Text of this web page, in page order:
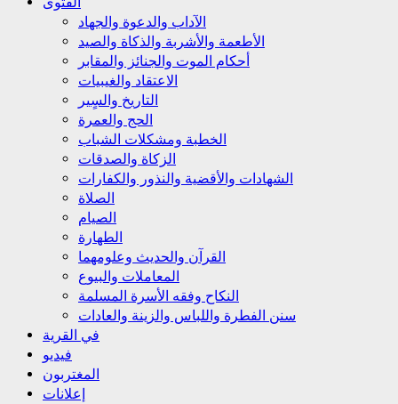
الآداب والدعوة والجهاد
الأطعمة والأشربة والذكاة والصيد
أحكام الموت والجنائز والمقابر
الاعتقاد والغيبيات
التاريخ والسٍير
الحج والعمرة
الخطبة ومشكلات الشباب
الزكاة والصدقات
الشهادات والأقضية والنذور والكفارات
الصلاة
الصيام
الطهارة
القرآن والحديث وعلومهما
المعاملات والبيوع
النكاح وفقه الأسرة المسلمة
سنن الفطرة واللباس والزينة والعادات
في القرية
فيديو
المغتربون
إعلانات